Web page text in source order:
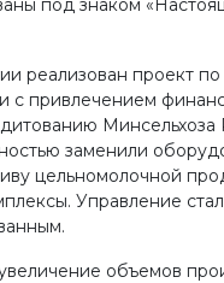
под знаком
реализован проект
с привлечением
заменили
цельномолочной
Управление
объемов